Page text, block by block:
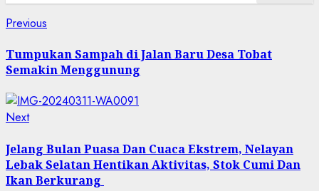
Post
navigation
Previous
Tumpukan Sampah di Jalan Baru Desa Tobat
Semakin Menggunung
NextNext
Jelang Bulan Puasa Dan Cuaca Ekstrem, Nelayan
Lebak Selatan Hentikan Aktivitas, Stok Cumi Dan
Ikan Berkurang